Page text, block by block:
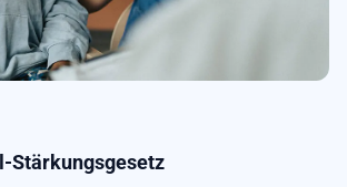
Stärkungsgesetz